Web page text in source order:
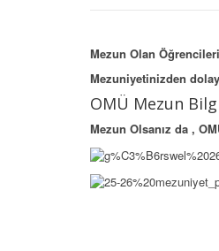
Mezun Olan
Mezuniyetinizden
OMÜ Mezun
Mezun Olsanız da ,